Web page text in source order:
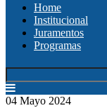
Home
Institucional
Juramentos
Programas
04 Mayo 2024